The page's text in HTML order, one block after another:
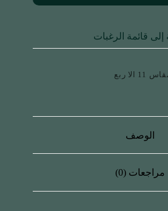
إلى قائمة الرغبات
11 الا ربع
الوصف
مراجعات (0)